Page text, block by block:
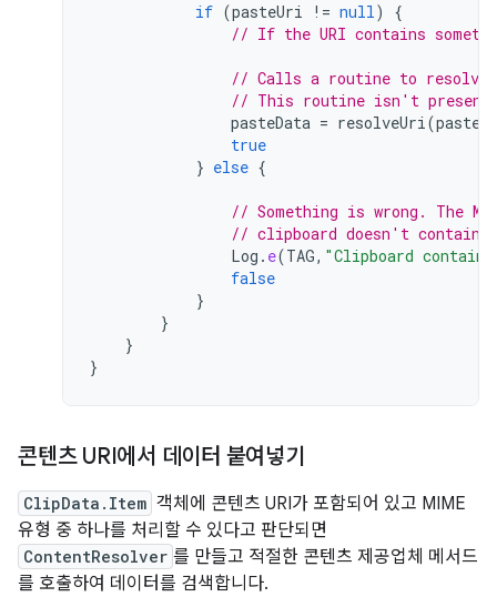
if (pasteUri != null)
{
// If the URI contains
// Calls a routine to resolve
// This routine isn't
pasteData = resolveUri(
true
} else {
// Something is wrong. The
// clipboard doesn't contain
Log . e(TAG, "Clipboard
false
}
}
}
}
콘텐츠 URI에서 데이터 붙여넣기
ClipData.Item 객체에 콘텐츠 URI가 포함되어 있고 MIME
유형 중 하나를 처리할 수 있다고 판단되면
ContentResolver 를 만들고 적절한 콘텐츠 제공업체 메서드
를 호출하여 데이터를 검색합니다.